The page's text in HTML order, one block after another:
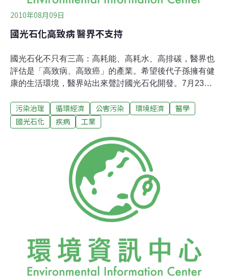
2010年08月09日
國光石化高致病 醫界不支持
國光石化不只有三高：高耗能、高耗水、高排碳，醫界也
評估是「高致病、高致癌」的產業。希望後代子孫擁有健
康的生活環境，醫界站出來聲討國光石化開發。7月23日
尤以胸腔科居多。台大教授吳焜裕表示，國光石化開發太
多不確定因素，政府應正視。國光石化雖然保證營運後碳
補足。台灣到底還能承受這麼多的二氧化碳、有機化合物
的排放嗎？發起人之一，台中榮總醫院胸腔科顧問江自得
表示，國光石化排放的污染對廠區外150公里內的範圍最
嚴重，幾乎擴及整個台灣，人人自危。江自得說，石化業
產生的污染將導致氣喘病、心血管疾病，最可怕的是癌
症；而台灣石化產業早已自足，增加石化業，只為了外
銷。國光石化的興建，只會增加台灣污染；錢由財團賺
業排出的有機化學物，硫氧化物（SO2）、二氧
污染治理 循環經濟 公害污染 環境經濟
醫學
國光石化
疾病 工業